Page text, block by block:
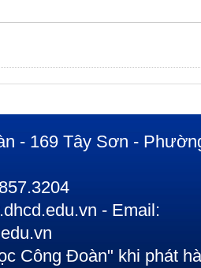
- 169 Tây Sơn -
- Email:
Công Đoàn" khi phát